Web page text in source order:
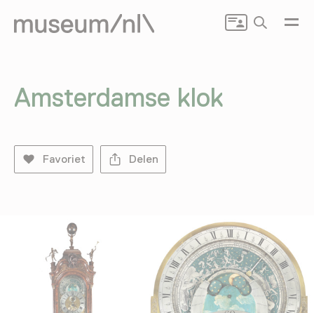
Zoeken
Amsterdamse klok
Favoriet Delen